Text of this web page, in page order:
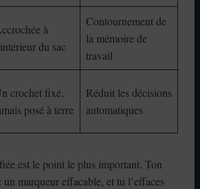
à
du sac
Contournement de
la mémoire de
travail
crochet fixé,
posé à terre
Réduit les décisions
automatiques
est le point le plus important. Ton
marqueur effacable, et tu l’effaces